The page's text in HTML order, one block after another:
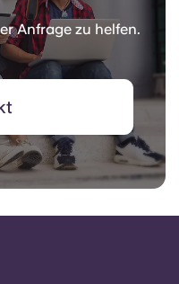
Anfrage zu helfen.